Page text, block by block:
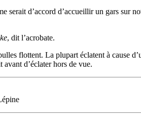
serait d’accord d’accueillir un gars sur
, dit l’acrobate.
flottent. La plupart éclatent à cause
d’éclater hors de vue.